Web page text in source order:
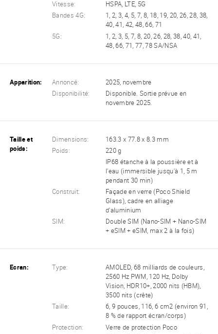
Vitesse:
HSPA, LTE, 5G
Bandes 4G:
1, 2, 3, 4, 5, 7, 8, 18, 19, 20, 26, 28, 38,
40, 41, 42, 48, 66, 71
5G:
1, 2, 3, 5, 7, 8, 20, 26, 28, 38, 40, 41,
48, 66, 71, 77, 78 SA/NSA
Apparition: Annoncé:
2025, novembre
Disponibilité:
Disponible. Sortie prévue en
novembre 2025.
Taille et
poids:
Dimensions:
163.3 x 77.8 x 8.3 mm
Poids:
220 g
IP68 étanche à la poussière et à
l'eau (immersible jusqu'à 1, 5 m
pendant 30 min)
Construit:
Façade en verre (Poco Shield
Glass), cadre en alliage
d'aluminium
SIM:
Double SIM (Nano-SIM + Nano-SIM
+ eSIM + eSIM, max 2 à la fois)
Ecran: Type:
AMOLED, 68 milliards de couleurs,
2560 Hz PWM, 120 Hz, Dolby
Vision, HDR10+, 2000 nits (HBM),
3500 nits (crête)
Taille:
6, 9 pouces, 116, 6 cm2 (environ 91,
8 % de rapport écran/corps)
Protection:
Verre de protection Poco